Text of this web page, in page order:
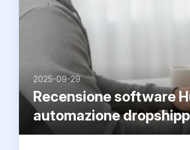
2025-09-29
Recensione software
automazione